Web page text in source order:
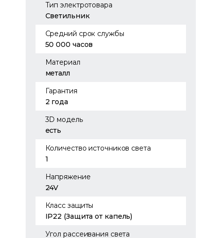
Тип электротовара
Светильник
Средний срок службы
50 000 часов
Материал
металл
Гарантия
2 года
3D модель
есть
Количество источников света
1
Напряжение
24V
Класс защиты
IP22 (Защита от капель)
Угол рассеивания света